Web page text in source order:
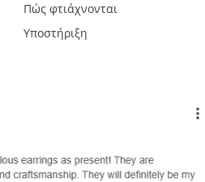
Πώς φτιάχνονται
Υποστήριξη